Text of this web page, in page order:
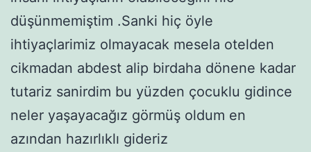
düşünmemiştim .Sanki hiç öyle
ihtiyaçlarimiz olmayacak mesela otelden
cikmadan abdest alip birdaha dönene kadar
tutariz sanirdim bu yüzden çocuklu gidince
neler yaşayacağız görmüş oldum en
azından hazırlıklı gideriz